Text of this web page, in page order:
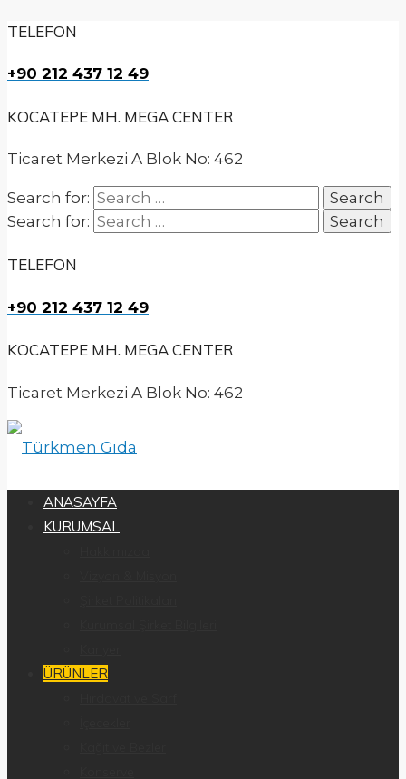
TELEFON
+90 212 437 12 49
KOCATEPE MH. MEGA CENTER
Ticaret Merkezi A Blok No: 462
Search for:
Search for:
TELEFON
+90 212 437 12 49
KOCATEPE MH. MEGA CENTER
Ticaret Merkezi A Blok No: 462
ANASAYFA
KURUMSAL
ÜRÜNLER